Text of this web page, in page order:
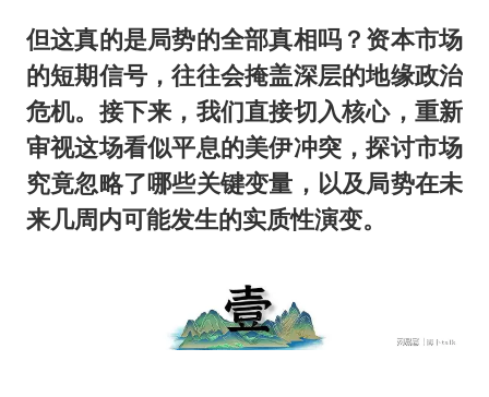
但这真的是局势的全部真相吗？资本市场
的短期信号，往往会掩盖深层的地缘政治
危机。接下来，我们直接切入核心，重新
审视这场看似平息的美伊冲突，探讨市场
究竟忽略了哪些关键变量，以及局势在未
来几周内可能发生的实质性演变。